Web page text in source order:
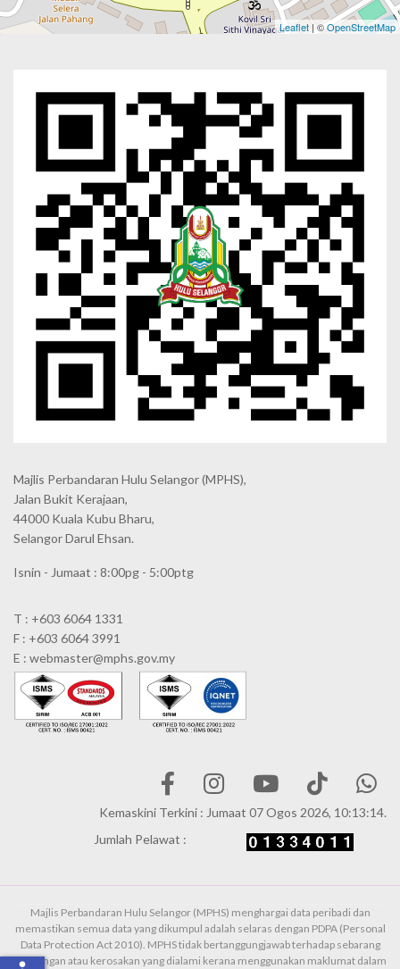
Leaflet | ©OpenStreetMap
Majlis Perbandaran Hulu Selangor (MPHS),
Jalan Bukit Kerajaan,
44000 Kuala Kubu Bharu,
Selangor Darul Ehsan.
Isnin - Jumaat : 8:00pg - 5:00ptg
T : +603 6064 1331
F : +603 6064 3991
E : webmaster@mphs.gov.my
Kemaskini Terkini : Jumaat 07 Ogos 2026, 10:13:14.
Jumlah Pelawat :
Majlis Perbandaran Hulu Selangor (MPHS) menghargai data peribadi dan
memastikan semua data yang dikumpul adalah selaras dengan PDPA (Personal
Data Protection Act 2010). MPHS tidak bertanggungjawab terhadap sebarang
kehilangan atau kerosakan yang dialami kerana menggunakan maklumat dalam